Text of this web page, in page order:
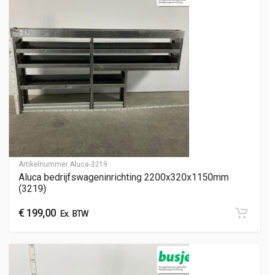
Artikelnummer Aluca-3219
Aluca bedrijfswageninrichting 2200x320x1150mm
(3219)
€ 199,00Ex. BTW